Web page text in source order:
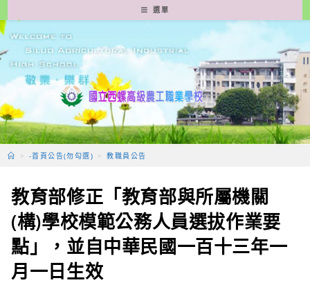
轉
至
要
容
選單
> -首頁公告(勿勾選) > 教職員公告
教育部修正「教育部與所屬機關
(構)學校模範公務人員選拔作業要
點」，並自中華民國一百十三年一
月一日生效